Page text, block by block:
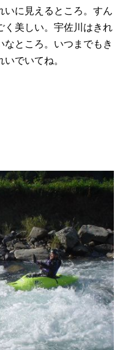
いに見えるところ。すん
く美しい。宇佐川はきれ
なところ。いつまでもき
いでいてね。